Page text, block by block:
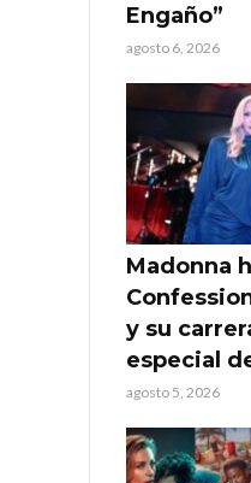
Engaño”
agosto 6, 2026
Madonna
y su
especial
agosto 5, 2026